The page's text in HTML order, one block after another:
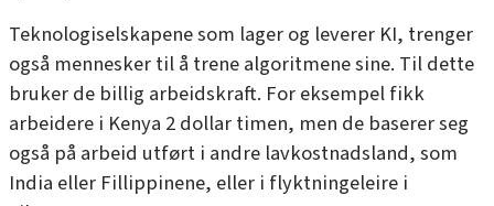
Teknologiselskapene som lager og leverer KI, trenger
også mennesker til å trene algoritmene sine. Til dette
bruker de billig arbeidskraft. For eksempel fikk
arbeidere i Kenya 2 dollar timen, men de baserer seg
også på arbeid utført i andre lavkostnadsland, som
India eller Fillippinene, eller i flyktningeleire i